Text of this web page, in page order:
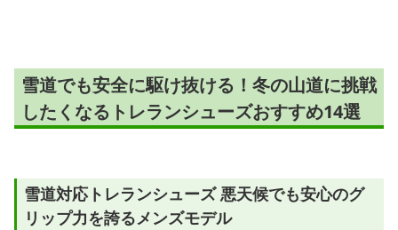
雪道でも安全に駆け抜ける！冬の山道に挑戦
したくなるトレランシューズおすすめ14選
雪道対応トレランシューズ 悪天候でも安心のグ
リップ力を誇るメンズモデル